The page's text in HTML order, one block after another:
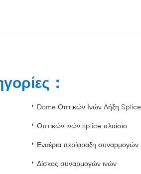
：
Dome Οπτικών Ινών Λήξη Splice
Οπτικών ινών splice πλαίσιο
Εναέρια περίφραξη συναρμογών
Δίσκος συναρμογών ινών